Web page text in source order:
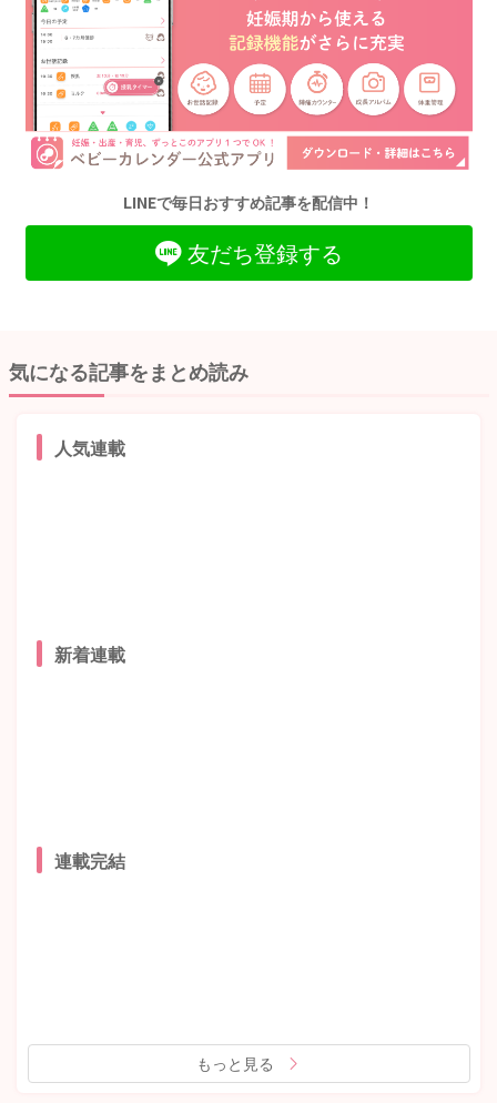
LINEで毎日おすすめ記事を配信中！
友だち登録する
気になる記事をまとめ読み
人気連載
新着連載
連載完結
もっと見る